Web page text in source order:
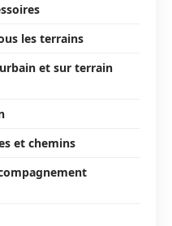
les terrains
et sur terrain
et chemins